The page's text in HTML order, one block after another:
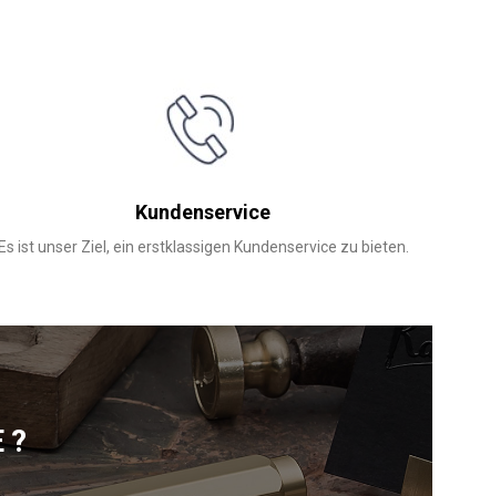
Kundenservice
Es ist unser Ziel, ein erstklassigen Kundenservice zu bieten.